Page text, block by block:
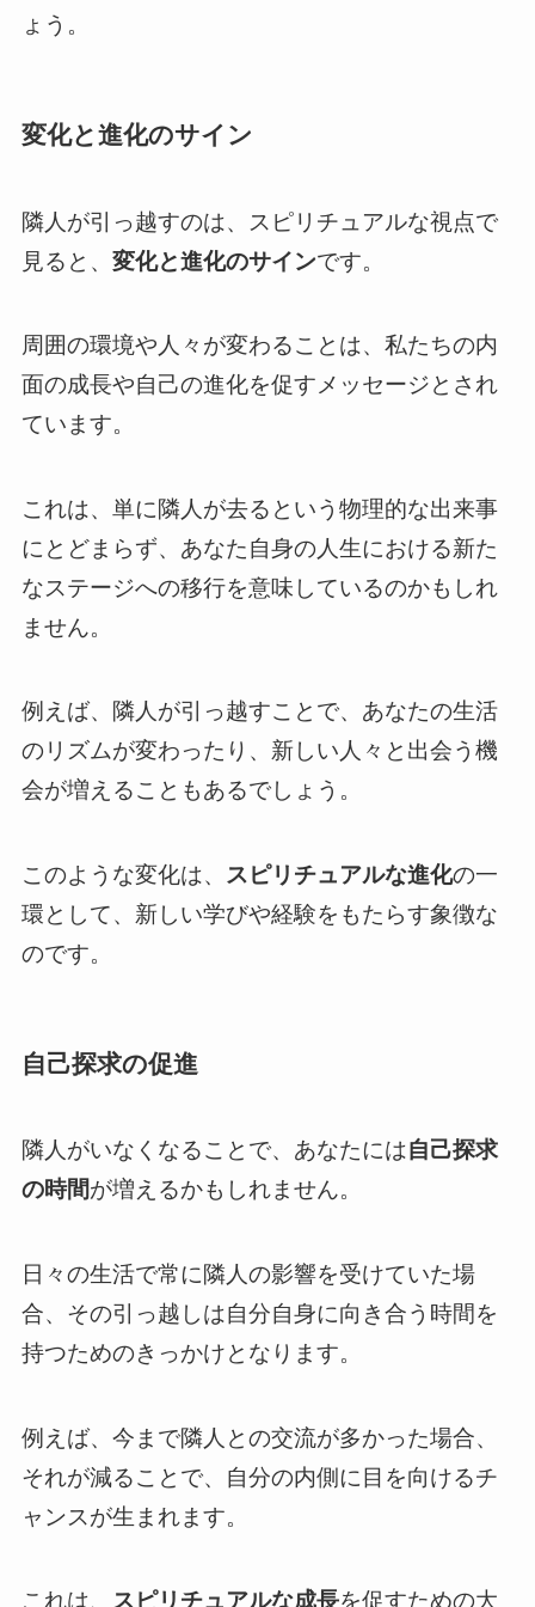
ょう。
変化と進化のサイン
隣人が引っ越すのは、スピリチュアルな視点で
見ると、 変化と進化のサインです。
周囲の環境や人々が変わることは、私たちの内
面の成長や自己の進化を促すメッセージとされ
ています。
これは、単に隣人が去るという物理的な出来事
にとどまらず、あなた自身の人生における新た
なステージへの移行を意味しているのかもしれ
ません。
例えば、隣人が引っ越すことで、あなたの生活
のリズムが変わったり、新しい人々と出会う機
会が増えることもあるでしょう。
このような変化は、 スピリチュアルな進化の一
環として、新しい学びや経験をもたらす象徴な
のです。
自己探求の促進
隣人がいなくなることで、あなたには自己探求
の時間が増えるかもしれません。
日々の生活で常に隣人の影響を受けていた場
合、その引っ越しは自分自身に向き合う時間を
持つためのきっかけとなります。
例えば、今まで隣人との交流が多かった場合、
それが減ることで、自分の内側に目を向けるチ
ャンスが生まれます。
これは、 スピリチュアルな成長を促すための大